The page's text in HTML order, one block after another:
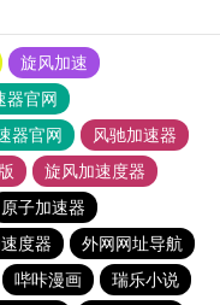
旋风加速
器官网
器官网
风驰加速器
旋风加速度器
原子加速器
度器
外网网址导航
哔咔漫画
瑞乐小说